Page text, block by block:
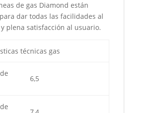
de gas Diamond están
dar todas las facilidades al
plena satisfacción al usuario.
técnicas gas
6,5